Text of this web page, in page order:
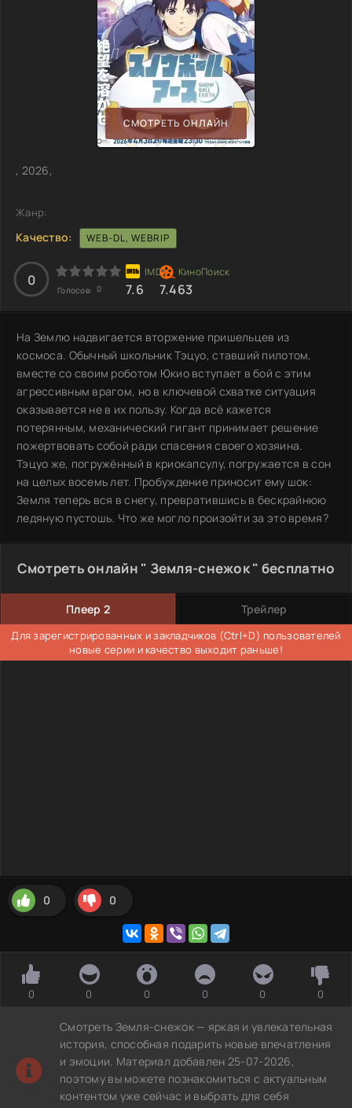
СМОТРЕТЬ ОНЛАЙН
, 2026,
Жанр:
Качество: WEB-DL, WEBRIP
0
Голосов: 0 7.6 7.463
На Землю надвигается вторжение пришельцев из
космоса. Обычный школьник Тэцуо, ставший пилотом,
вместе со своим роботом Юкио вступает в бой с этим
агрессивным врагом, но в ключевой схватке ситуация
оказывается не в их пользу. Когда всё кажется
потерянным, механический гигант принимает решение
пожертвовать собой ради спасения своего хозяина.
Тэцуо же, погружённый в криокапсулу, погружается в сон
на целых восемь лет. Пробуждение приносит ему шок:
Земля теперь вся в снегу, превратившись в бескрайнюю
ледяную пустошь. Что же могло произойти за это время?
Смотреть онлайн " Земля-снежок " бесплатно
Плеер 2 Трейлер
Для зарегистрированных и закладчиков (Ctrl+D) пользователей
новые серии и качество выходит раньше!
0 0
0 0 0 0 0 0
Смотреть Земля-снежок — яркая и увлекательная
история, способная подарить новые впечатления
и эмоции. Материал добавлен 25-07-2026,
поэтому вы можете познакомиться с актуальным
контентом уже сейчас и выбрать для себя